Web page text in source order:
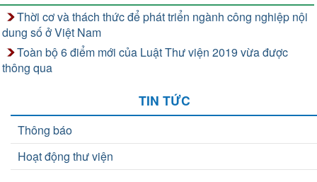
Thời cơ và thách thức để phát triển ngành công nghiệp nội
dung số ở Việt Nam
Toàn bộ 6 điểm mới của Luật Thư viện 2019 vừa được
thông qua
TIN TỨC
Thông báo
Hoạt động thư viện